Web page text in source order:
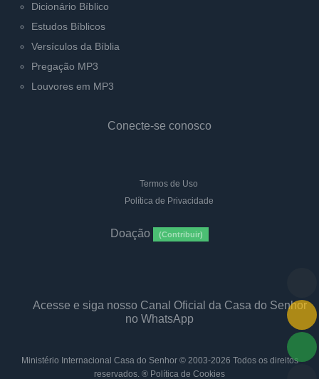
Dicionário Bíblico
Estudos Bíblicos
Versículos da Bíblia
Pregação MP3
Louvores em MP3
Conecte-se conosco
Termos de Uso
Política de Privacidade
Doação (Contribuir)
Acesse e siga nosso Canal Oficial da Casa do Senhor
no WhatsApp
Ministério Internacional Casa do Senhor© 2003-2026 Todos os direitos
reservados. ® Política de Cookies